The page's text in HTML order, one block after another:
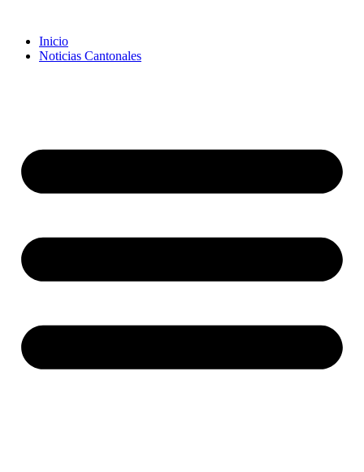
Inicio
Noticias Cantonales